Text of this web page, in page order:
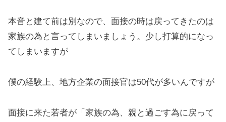
本音と建て前は別なので、面接の時は戻ってきたのは
家族の為と言ってしまいましょう。少し打算的になっ
てしまいますが
僕の経験上、地方企業の面接官は50代が多いんですが
面接に来た若者が「家族の為、親と過ごす為に戻って